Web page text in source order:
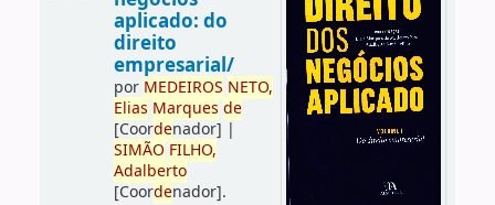
aplicado: do
direito
empresarial/
por MEDEIROS NETO,
Elias Marques de
[Coordenador] |
SIMÃO FILHO,
Adalberto
[Coordenador].